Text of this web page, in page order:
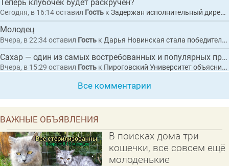
Теперь клубочек будет раскручен?
Сегодня, в 16:14оставил Гость к Задержан исполнительный директор коммерческой организации по обвинению в покушении на мошенничество при выполнении работ по благоустройству набережной в Гусь-Хрустальном
Молодец
Вчера, в 22:34оставил Гость к Дарья Новинская стала победителем Кубка наций по боксу
Сахар — один из самых востребованных и популярных продуктов питания в мире.
Вчера, в 15:29 оставил Гость к Пироговский Университет объяснил, как сахар влияет на организм и приводит к диабету
Все комментарии
ВАЖНЫЕ ОБЪЯВЛЕНИЯ
В поисках дома три
кошечки, все совсем ещё
молоденькие